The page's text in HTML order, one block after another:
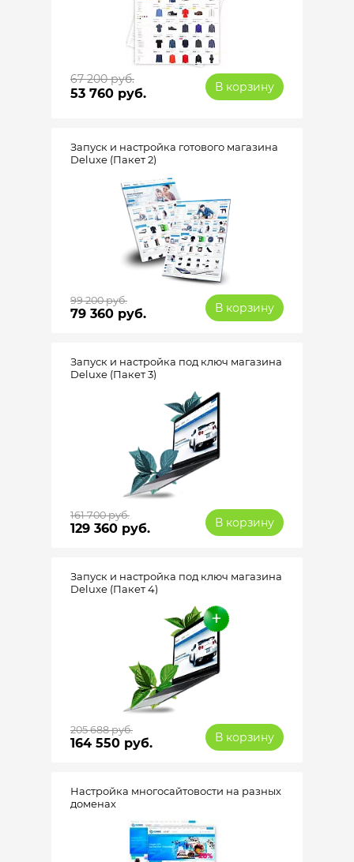
53 760 руб.
67 200 руб.
В корзину
Запуск и настройка готового магазина
Deluxe (Пакет 2)
99 200 руб.
79 360 руб. В корзину
Запуск и настройка под ключ магазина
Deluxe (Пакет 3)
161 700 руб.
129 360 руб. В корзину
Запуск и настройка под ключ магазина
Deluxe (Пакет 4)
205 688 руб.
164 550 руб. В корзину
Настройка многосайтовости на разных
доменах